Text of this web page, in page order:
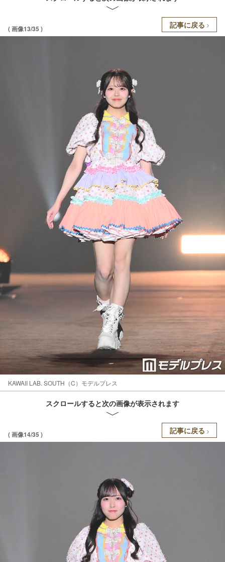
( 画像13/35 ) 記事に戻る
KAWAII LAB. SOUTH（C）モデルプレス
スクロールすると次の画像が表示されます
( 画像14/35 ) 記事に戻る